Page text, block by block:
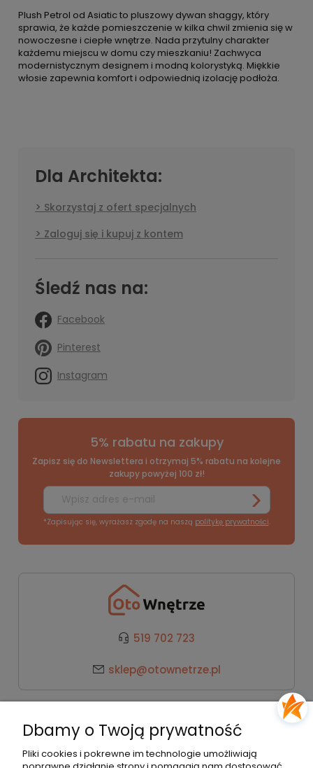
Plush Petrol od Asiatic to pluszowy dywan shaggy, który
sprawia, że każde pomieszczenie w kilka chwil zmienia się w
nowoczesne i ciepłe wnętrze. Nada przytulny charakter
każdemu miejscu w domu czy mieszkaniu! Zachwyca
modernistycznym designem i modną kolorystyką. Miękkie
włosie zapewnia komfort i odpowiednią izolację podłoża.
Dla Architekta:
Skorzystaj z ofert specjalnych
Zaloguj się i kupuj z kontem
Śledź nas na:
Facebook
Pinterest
Instagram
5% rabatu na zakupy
Zapisz się do Newslettera i otrzymaj 5% rabatu na kolejne
zakupy powyżej 100 zł!
*Zapisując się, wyrażasz zgodę na naszą politykę prywatności.
519 702 723
sklep@otownetrze.pl
Pomoc
Dbamy o Twoją prywatność
Pliki cookies i pokrewne im technologie umożliwiają